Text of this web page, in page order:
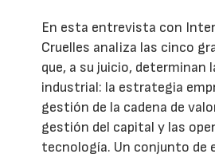
En esta entrevista con
Cruelles analiza las cinco
que, a su juicio, determinan
industrial: la estrategia
gestión de la cadena de
gestión del capital y las
tecnología. Un conjunto de